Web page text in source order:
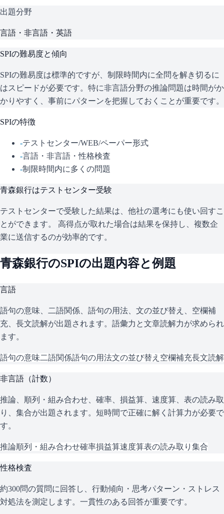
出題分野
言語・非言語・英語
SPIの難易度と傾向
SPIの難易度は標準的ですが、制限時間内に全問を解き切るに
はスピードが必要です。特に非言語分野の推論問題は時間がか
かりやすく、事前にパターンを把握しておくことが重要です。
SPIの特徴
-テストセンター/WEB/ペーパー形式
-言語・非言語・性格検査
-制限時間内に多くの問題
青森銀行はテストセンター受験
テストセンターで受験した結果は、他社の選考にも使い回すこ
とができます。 高得点が取れた場合は結果を保持し、複数企
業に送信するのが効率的です。
青森銀行のSPIの出題内容と例題
言語
語句の意味、二語関係、語句の用法、文の並び替え、空欄補
充、長文読解が出題されます。語彙力と文章読解力が求められ
ます。
語句の意味二語関係語句の用法文の並び替え 空欄補充長文読解
非言語（計数）
推論、順列・組み合わせ、確率、損益算、速度算、表の読み取
り、集合が出題されます。短時間で正確に解く計算力が必要で
す。
推論順列・組み合わせ確率損益算速度算表の読み取り 集合
性格検査
約300問の質問に回答し、行動傾向・思考パターン・ストレス
対処法を測定します。一貫性のある回答が重要です。